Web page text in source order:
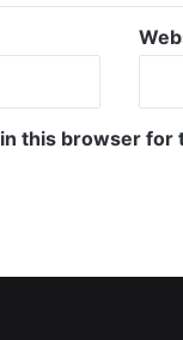
this browser